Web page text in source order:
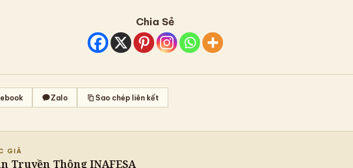
Chia Sẻ
Zalo Sao chép liên kết
GIẢ
Truyền Thông INAFESA